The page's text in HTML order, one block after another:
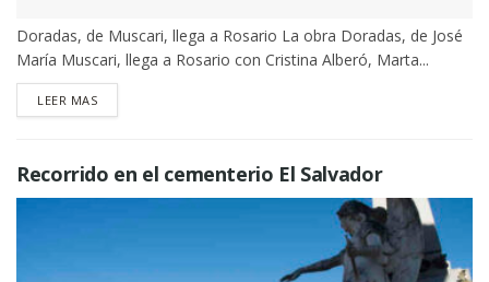
Doradas, de Muscari, llega a Rosario La obra Doradas, de José
María Muscari, llega a Rosario con Cristina Alberó, Marta...
LEER MASDETAILS
Recorrido en el cementerio El Salvador